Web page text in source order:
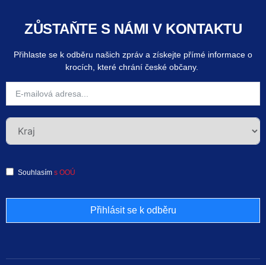
ZŮSTAŇTE S NÁMI V KONTAKTU
Přihlaste se k odběru našich zpráv a získejte přímé informace o
krocích, které chrání české občany.
Souhlasím s OOÚ
Přihlásit se k odběru